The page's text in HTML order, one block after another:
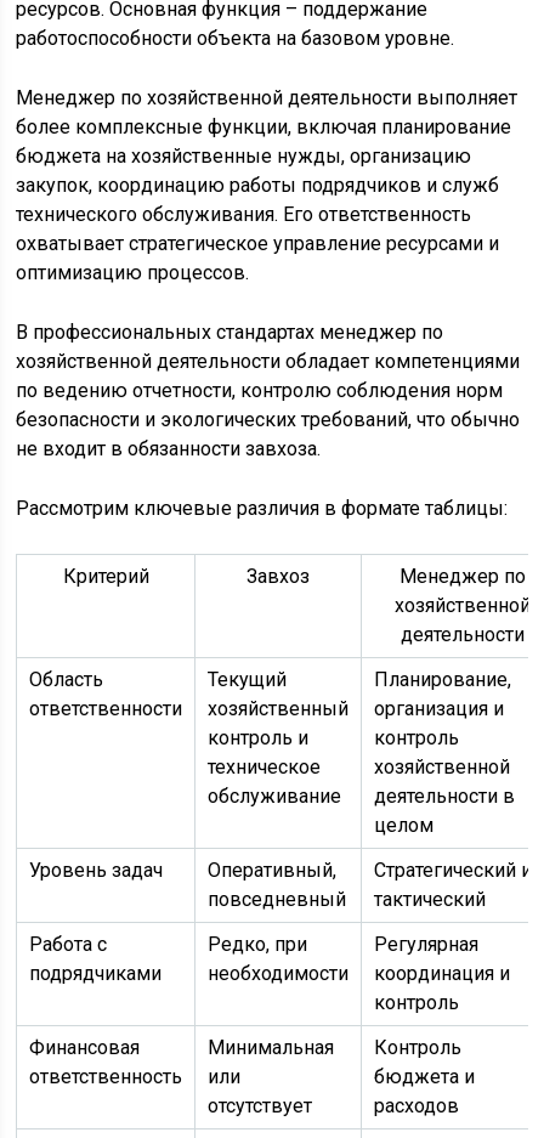
ресурсов. Основная функция – поддержание
работоспособности объекта на базовом уровне.
Менеджер по хозяйственной деятельности выполняет
более комплексные функции, включая планирование
бюджета на хозяйственные нужды, организацию
закупок, координацию работы подрядчиков и служб
технического обслуживания. Его ответственность
охватывает стратегическое управление ресурсами и
оптимизацию процессов.
В профессиональных стандартах менеджер по
хозяйственной деятельности обладает компетенциями
по ведению отчетности, контролю соблюдения норм
безопасности и экологических требований, что обычно
не входит в обязанности завхоза.
Рассмотрим ключевые различия в формате таблицы:
Критерий Завхоз
Менеджер по
хозяйственной
деятельности
Область
ответственности
Текущий
хозяйственный
контроль и
техническое
обслуживание
Планирование,
организация и
контроль
хозяйственной
деятельности в
целом
Уровень задач
Оперативный,
повседневный
Стратегический и
тактический
Работа с
подрядчиками
Редко, при
необходимости
Регулярная
координация и
контроль
Финансовая
ответственность
Минимальная
или
отсутствует
Контроль
бюджета и
расходов